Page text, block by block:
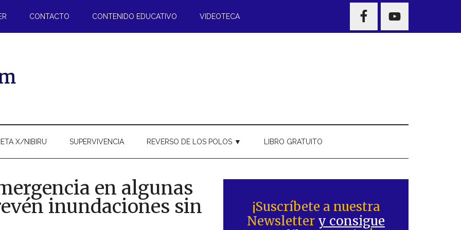
CONTACTO CONTENIDO EDUCATIVO VIDEOTECA
NAV
WIDGET
X/NIBIRU SUPERVIVENCIA REVERSO DE LOS POLOS ▼ LIBRO GRATUITO
en algunas
inundaciones sin
lateral
principal
¡Suscríbete a nuestra
Newsletter y consigue